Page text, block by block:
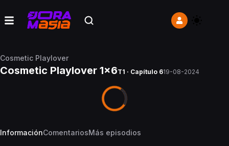
Cosmetic Playlover
Cosmetic Playlover 1x6T1 · Capítulo 619-08-2024
InformaciónComentariosMás episodios